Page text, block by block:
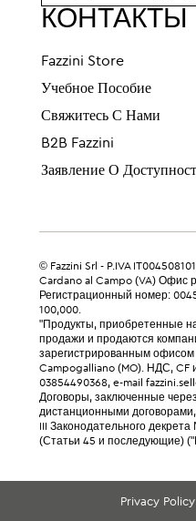
КОНТАКТЫ
Fazzini Store
Учебное Пособие
Свяжитесь С Нами
B2B Fazzini
Заявление О
© Fazzini Srl - P.IVA
Cardano al Campo (VA) Офис
Регистрационный номер:
100,000.
"Продукты, приобретенные
продажи и продаются
зарегистрированным офисом
Campogalliano (MO). НДС, CF
03854490368, e-mail
Договоры, заключенные
дистанционными
III Законодательного
(Статьи 45 и последующие)
Privacy Policy